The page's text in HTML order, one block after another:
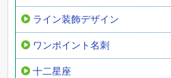
ライン装飾デザイン
ワンポイント名刺
十二星座